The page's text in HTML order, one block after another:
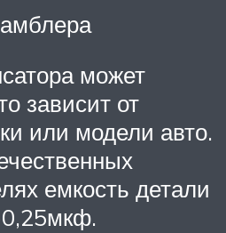
может
зависит от
или модели авто.
емкость детали
0,25мкф.